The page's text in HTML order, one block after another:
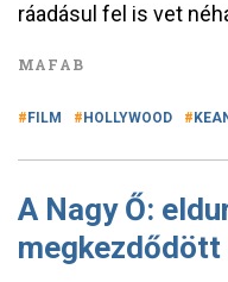
ráadásul fel is vet
MAFAB
FILM HOLLYWOOD
A Nagy Ő:
megkezdődött